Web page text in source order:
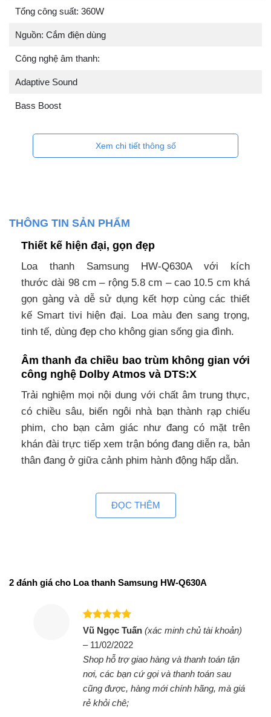
Tổng công suất: 360W
Nguồn: Cắm điện dùng
Công nghệ âm thanh:
Adaptive Sound
Bass Boost
Xem chi tiết thông số
THÔNG TIN SẢN PHẨM
Thiết kế hiện đại, gọn đẹp
Loa thanh Samsung HW-Q630A với kích
thước dài 98 cm – rộng 5.8 cm – cao 10.5 cm khá
gọn gàng và dễ sử dụng kết hợp cùng các thiết
kế Smart tivi hiện đại. Loa màu đen sang trọng,
tinh tế, dùng đẹp cho không gian sống gia đình.
Âm thanh đa chiều bao trùm không gian với
công nghệ Dolby Atmos và DTS:X
Trải nghiệm mọi nội dung với chất âm trung thực,
có chiều sâu, biến ngôi nhà bạn thành rạp chiếu
phim, cho bạn cảm giác như đang có mặt trên
khán đài trực tiếp xem trận bóng đang diễn ra, bản
thân đang ở giữa cảnh phim hành động hấp dẫn.
qua công nghệ Surround Sound Expansion
hoàn hảo không gian sân khấu lớn cho những giờ
đình.Kiến tạo không gian âm nhạc bùng nổ, chất
lượng âm thành tuyệt vời qua sự đồng bộ hoàn
hảo của loa tivi và loa Samsung HW-Q630A nhờ
công nghệ Q-Symphony
Thưởng thức chất âm tinh tế chuyển động
ĐỌC THÊM
2 đánh giá cho Loa thanh Samsung HW-Q630A
Được xếp
hạng55
sao
Vũ Ngọc Tuấn(xác minh chủ tài khoản)
– 11/02/2022
Shop hỗ trợ giao hàng và thanh toán tận
nơi, các bạn cứ gọi và thanh toán sau
cũng được, hàng mới chính hãng, mà giá
rẻ khỏi chê;